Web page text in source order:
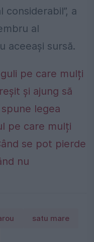
a
al
aceeași sursă.
pe care mulți
și ajung să
legea
pe care mulți
se pot pierde
nu
satu mare